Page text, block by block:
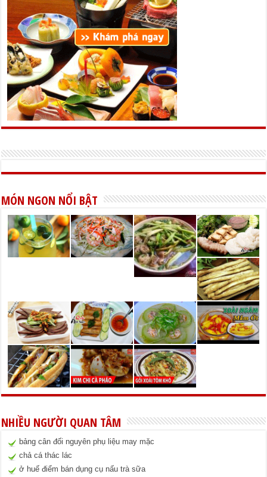
MÓN NGON NỔI BẬT
NHIỀU NGƯỜI QUAN TÂM
bảng cân đối nguyên phụ liệu may mặc
chả cá thác lác
ở huế điểm bán dụng cụ nấu trà sữa